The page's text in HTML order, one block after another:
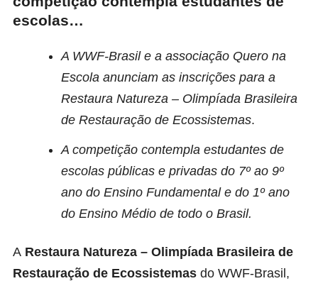
escolas…
A WWF-Brasil e a associação Quero na
Escola anunciam as inscrições para a
Restaura Natureza – Olimpíada Brasileira
de Restauração de Ecossistemas.
A competição contempla estudantes de
escolas públicas e privadas do 7º ao 9º
ano do Ensino Fundamental e do 1º ano
do Ensino Médio de todo o Brasil.
A Restaura Natureza – Olimpíada Brasileira de
Restauração de Ecossistemas do WWF-Brasil,